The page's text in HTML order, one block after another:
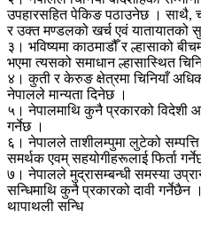
उपहारसहित पेकिङ पठाउनेछ । साथै,
र उक्त मण्डलको खर्च एवं यातायातको
३। भविष्यमा काठमाडौँ र ल्हासाको
भएमा त्यसको समाधान ल्हासास्थित
४। कुती र केरुङ क्षेत्रमा चिनियाँ
नेपालले मान्यता दिनेछ ।
५। नेपालमाथि कुनै प्रकारको विदेशी
गर्नेछ ।
६। नेपालले ताशीलम्पुमा लुटेको
समर्थक एवम् सहयोगीहरूलाई फिर्ता
७। नेपालले मुद्रासम्बन्धी समस्या
सन्धिमाथि कुनै प्रकारको दावी गर्नेछैन ।
थापाथली सन्धि